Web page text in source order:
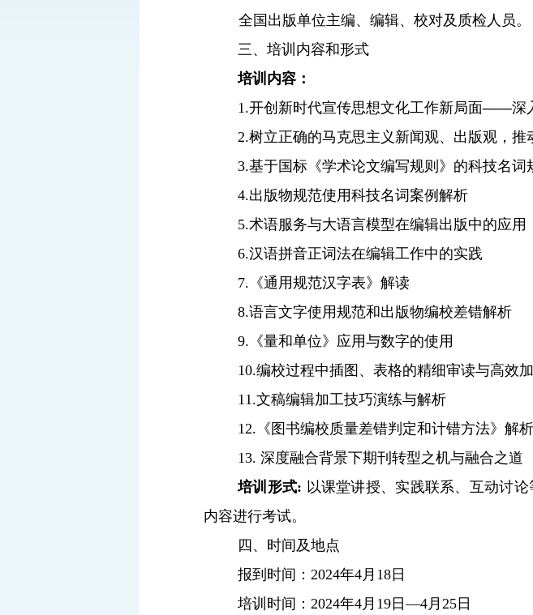
全国出版单位主编、编辑、校对及质检人员。
三、培训内容和形式
培训内容：
1.开创新时代宣传思想文化工作新局面——深
2.树立正确的马克思主义新闻观、出版观，推
3.基于国标《学术论文编写规则》的科技名词
4.出版物规范使用科技名词案例解析
5.术语服务与大语言模型在编辑出版中的应用
6.汉语拼音正词法在编辑工作中的实践
7. 《通用规范汉字表》解读
8.语言文字使用规范和出版物编校差错解析
9. 《量和单位》应用与数字的使用
10.编校过程中插图、表格的精细审读与高效
11.文稿编辑加工技巧演练与解析
12. 《图书编校质量差错判定和计错方法》解析
13. 深度融合背景下期刊转型之机与融合之道
培训形式: 以课堂讲授、实践联系、互动讨
内容进行考试。
四、时间及地点
报到时间： 2024年4月 18日
培训时间： 2024年4月 19日—4月 25日